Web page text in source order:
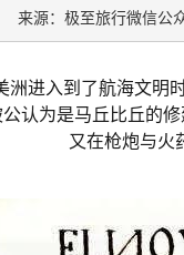
来源：极至旅行微信公
进入到了航海文明
认为是马丘比丘的
又在枪炮与火